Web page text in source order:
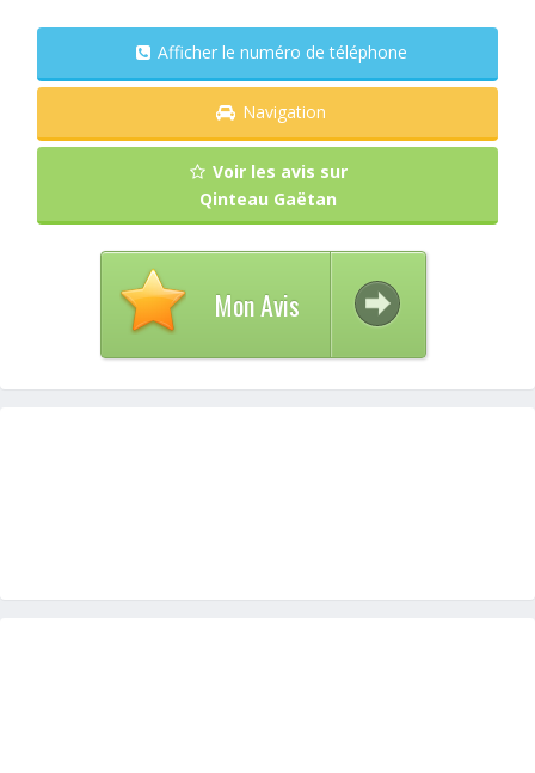
Afficher le numéro de téléphone
Navigation
Voir les avis sur
Qinteau Gaëtan
Mon Avis